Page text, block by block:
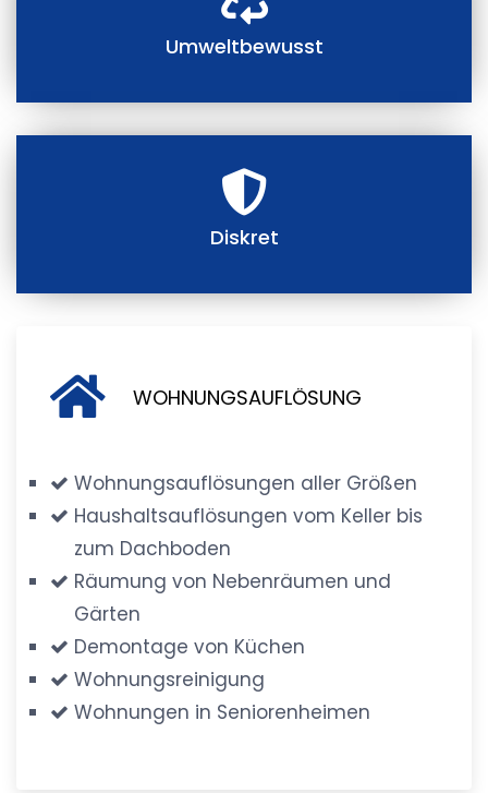
Umweltbewusst
Diskret
WOHNUNGSAUFLÖSUNG
Wohnungsauflösungen aller Größen
Haushaltsauflösungen vom Keller bis
zum Dachboden
Räumung von Nebenräumen und
Gärten
Demontage von Küchen
Wohnungsreinigung
Wohnungen in Seniorenheimen